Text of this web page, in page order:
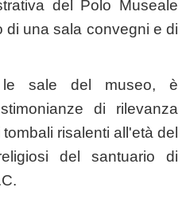
del Polo Museale
di una sala convegni e di
le sale del museo, è
di rilevanza
risalenti all'età del
del santuario di